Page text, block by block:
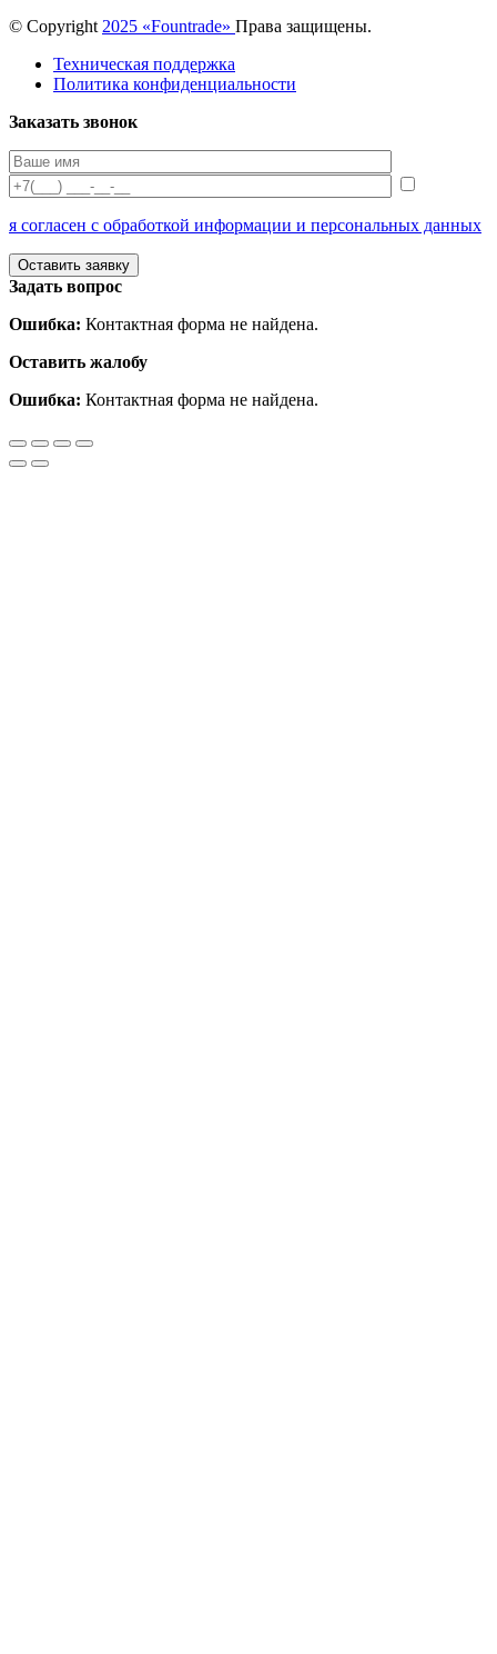
© Copyright 2025 «Fоuntrade» Права защищены.
Техническая поддержка
Политика конфиденциальности
Заказать звонок
я согласен с обработкой информации и персональных данных
Задать вопрос
Ошибка: Контактная форма не найдена.
Оставить жалобу
Ошибка: Контактная форма не найдена.